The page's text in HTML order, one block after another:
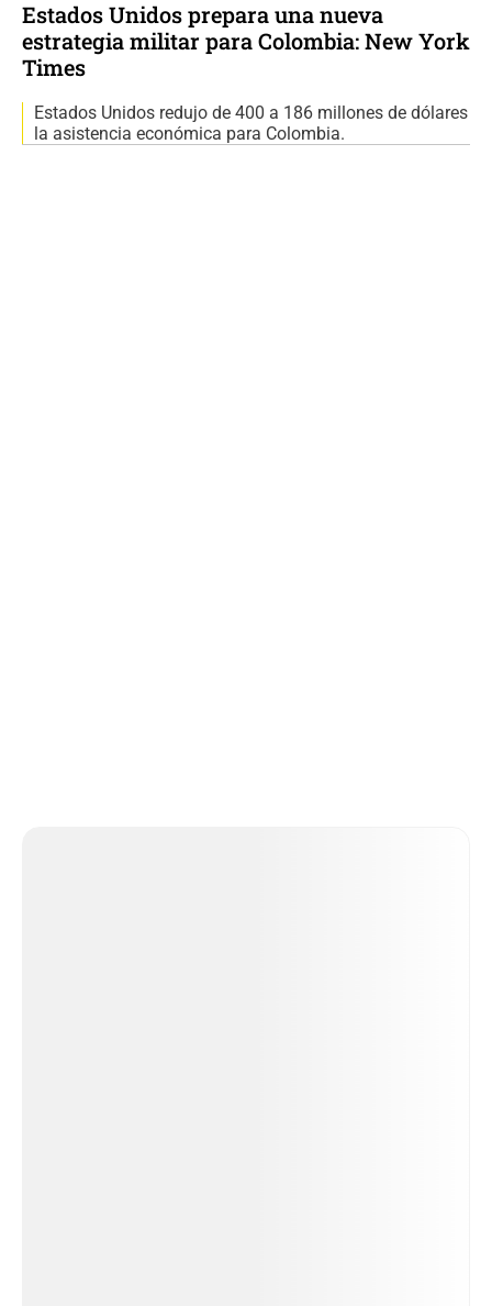
Estados Unidos prepara una nueva
estrategia militar para Colombia: New York
Times
Estados Unidos redujo de 400 a 186 millones de dólares
la asistencia económica para Colombia.